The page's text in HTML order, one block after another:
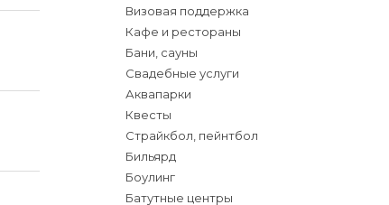
Визовая поддержка
Кафе и рестораны
Бани, сауны
Свадебные услуги
Аквапарки
Квесты
Страйкбол, пейнтбол
Бильярд
Боулинг
Батутные центры